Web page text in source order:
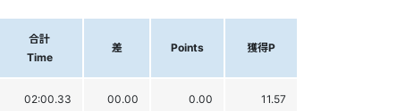
合計
Time
差 Points 獲得P
02:00.33 00.00 0.00 11.57